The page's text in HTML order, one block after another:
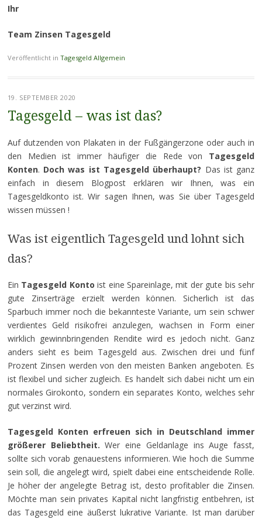
Ihr
Team Zinsen Tagesgeld
Veröffentlicht in Tagesgeld Allgemein
19. SEPTEMBER 2020
Tagesgeld – was ist das?
Auf dutzenden von Plakaten in der Fußgängerzone oder auch in
den Medien ist immer häufiger die Rede von Tagesgeld
Konten. Doch was ist Tagesgeld überhaupt? Das ist ganz
einfach in diesem Blogpost erklären wir Ihnen, was ein
Tagesgeldkonto ist. Wir sagen Ihnen, was Sie über Tagesgeld
wissen müssen !
Was ist eigentlich Tagesgeld und lohnt sich
das?
Ein Tagesgeld Kontoist eine Spareinlage, mit der gute bis sehr
gute Zinserträge erzielt werden können. Sicherlich ist das
Sparbuch immer noch die bekannteste Variante, um sein schwer
verdientes Geld risikofrei anzulegen, wachsen in Form einer
wirklich gewinnbringenden Rendite wird es jedoch nicht. Ganz
anders sieht es beim Tagesgeld aus. Zwischen drei und fünf
Prozent Zinsen werden von den meisten Banken angeboten. Es
ist flexibel und sicher zugleich. Es handelt sich dabei nicht um ein
normales Girokonto, sondern ein separates Konto, welches sehr
gut verzinst wird.
Tagesgeld Konten erfreuen sich in Deutschland immer
größerer Beliebtheit. Wer eine Geldanlage ins Auge fasst,
sollte sich vorab genauestens informieren. Wie hoch die Summe
sein soll, die angelegt wird, spielt dabei eine entscheidende Rolle.
Je höher der angelegte Betrag ist, desto profitabler die Zinsen.
Möchte man sein privates Kapital nicht langfristig entbehren, ist
das Tagesgeld eine äußerst lukrative Variante. Ist man darüber